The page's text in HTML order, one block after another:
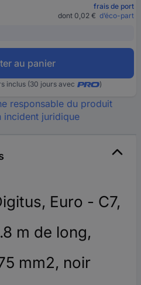
frais de port
dont 0,02 € d’éco-part
au panier
inclus (30 jours avec )
responsable du produit
incident juridique
Euro - C7,
m de long,
mm2, noir